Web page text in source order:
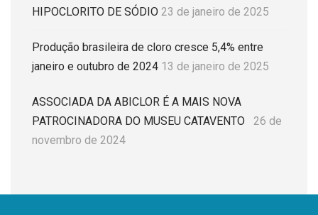
HIPOCLORITO DE SÓDIO 23 de janeiro de 2025
Produção brasileira de cloro cresce 5,4% entre
janeiro e outubro de 2024 13 de janeiro de 2025
ASSOCIADA DA ABICLOR É A MAIS NOVA
PATROCINADORA DO MUSEU CATAVENTO
26 de
novembro de 2024